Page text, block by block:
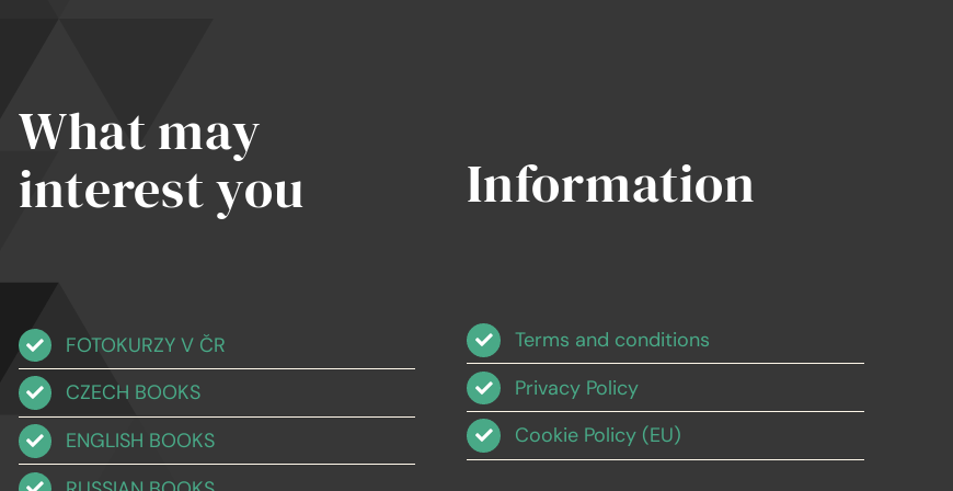
What may
interest you
FOTOKURZY V ČR
CZECH BOOKS
ENGLISH BOOKS
Information
Terms and conditions
Privacy Policy
Cookie Policy (EU)